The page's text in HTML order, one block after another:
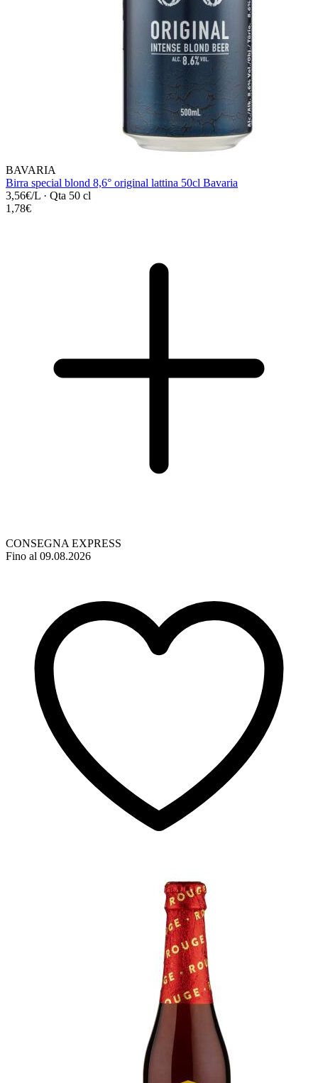
BAVARIA
Birra special blond 8,6° original lattina 50cl Bavaria
3,56€/L · Qta 50 cl
1,78€
CONSEGNA EXPRESS
Fino al 09.08.2026